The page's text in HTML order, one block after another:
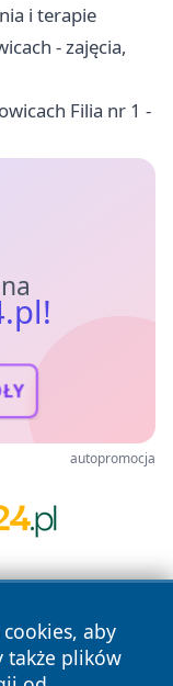
i terapie
- zajęcia,
Filia nr 1 -
autopromocja
aby
także plików